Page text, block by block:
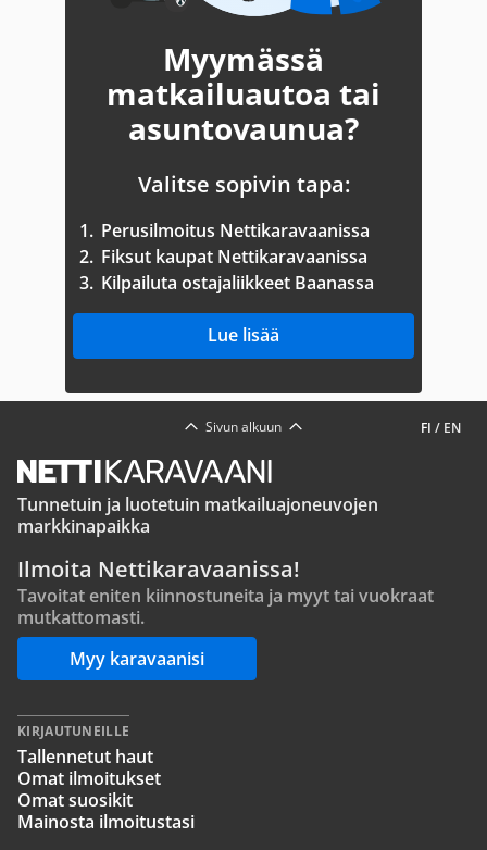
Myymässä
matkailuautoa tai
asuntovaunua?
Valitse sopivin tapa:
1. Perusilmoitus Nettikaravaanissa
2. Fiksut kaupat Nettikaravaanissa
3. Kilpailuta ostajaliikkeet Baanassa
Lue lisää
FI / EN
Sivun alkuun
Tunnetuin ja luotetuin matkailuajoneuvojen
markkinapaikka
Ilmoita Nettikaravaanissa!
Tavoitat eniten kiinnostuneita ja myyt tai vuokraat
mutkattomasti.
Myy karavaanisi
KIRJAUTUNEILLE
Tallennetut haut
Omat ilmoitukset
Omat suosikit
Mainosta ilmoitustasi